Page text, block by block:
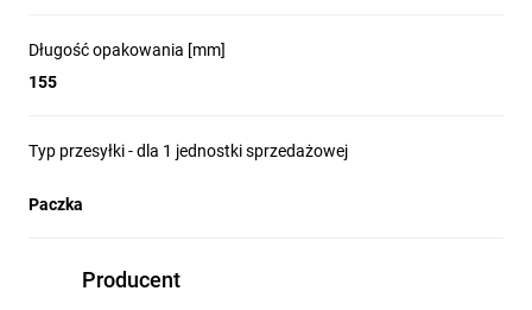
Długość opakowania [mm]
155
Typ przesyłki - dla 1 jednostki sprzedażowej
Paczka
Producent